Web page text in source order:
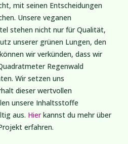
mit seinen Entscheidungen
Unsere veganen
stehen nicht nur für Qualität,
unserer grünen Lungen, den
wir verkünden, dass wir
Regenwald
Wir setzen uns
dieser wertvollen
unsere Inhaltsstoffe
aus. Hierkannst du mehr über
erfahren.